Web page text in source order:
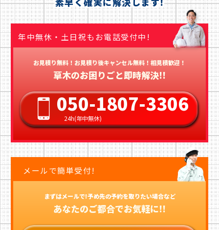
年中無休・土日祝もお電話受付中!
お見積り無料！お見積り後キャンセル無料！相見積歓迎！
草木のお困りごと即時解決!!
050-1807-3306
24h(年中無休)
メールで簡単受付!
まずはメールで!予め先の予約を取りたい場合など
あなたのご都合でお気軽に!!